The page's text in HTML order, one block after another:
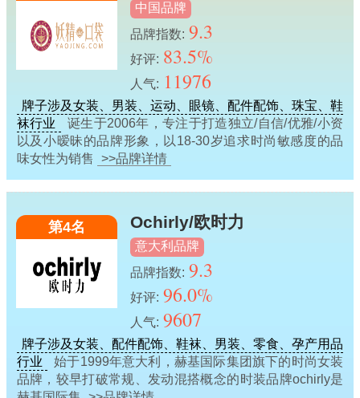
中国品牌
品牌指数: 9.3
好评: 83.5%
人气: 11976
牌子涉及女装、男装、运动、眼镜、配件配饰、珠宝、鞋
袜行业
诞生于2006年，专注于打造独立/自信/优雅/小资
以及小暧昧的品牌形象，以18-30岁追求时尚敏感度的品
味女性为销售
>>品牌详情
第4名 Ochirly/欧时力
意大利品牌
品牌指数: 9.3
好评: 96.0%
人气: 9607
牌子涉及女装、配件配饰、鞋袜、男装、零食、孕产用品
行业
始于1999年意大利，赫基国际集团旗下的时尚女装
品牌，较早打破常规、发动混搭概念的时装品牌ochirly是